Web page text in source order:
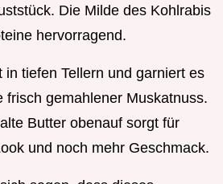
Die Milde des Kohlrabis
hervorragend.
in tiefen Tellern und garniert es
frisch gemahlener Muskatnuss.
Butter obenauf sorgt für
und noch mehr Geschmack.